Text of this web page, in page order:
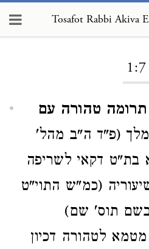
1:7
תרומה טהורה עם
(פ"ד ה"ב מהל'
בת"ט דקאי לשריפה
(כמ"ש התוי"ט
תוס' שם)
לטהורה דכיון